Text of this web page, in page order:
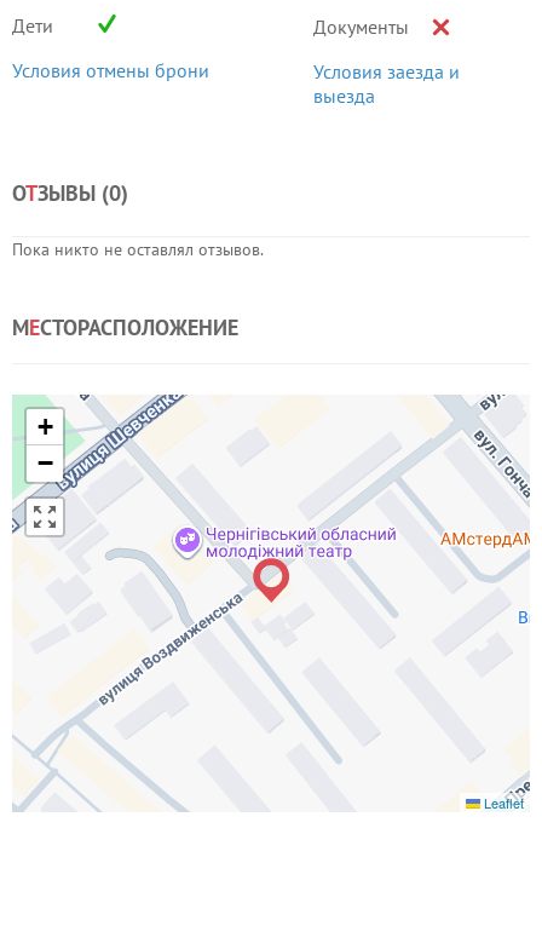
Дети
Условия отмены брони
Документы
Условия заезда и
выезда
ОТЗЫВЫ (0)
Пока никто не оставлял отзывов.
МЕСТОРАСПОЛОЖЕНИЕ
+
−
Leaflet